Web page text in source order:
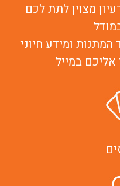
מצוין לתת לכם
ומידע חיוני
במייל